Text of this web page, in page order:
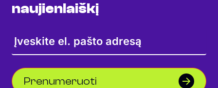
naujienlaiškį
Prenumeruoti